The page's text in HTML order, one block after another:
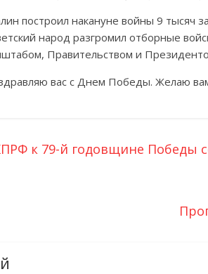
построил накануне войны 9 тысяч
народ разгромил отборные
Правительством и
вас с Днем Победы. Желаю
к 79-й годовщине Победы